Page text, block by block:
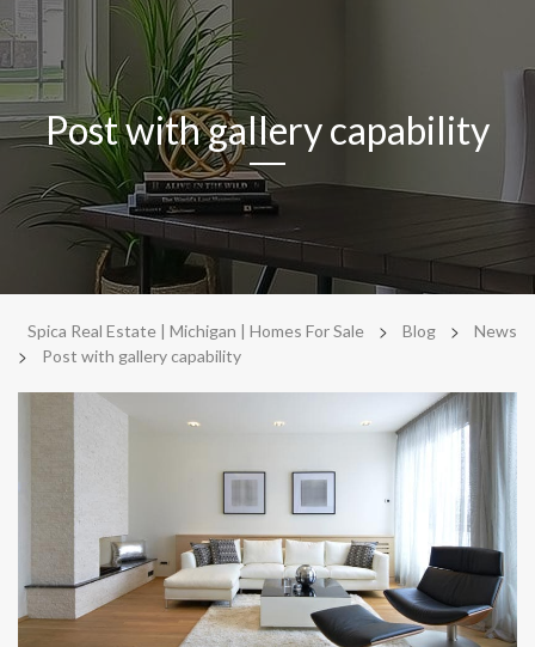
Post with gallery capability
Spica Real Estate | Michigan | Homes For Sale > Blog > News
> Post with gallery capability